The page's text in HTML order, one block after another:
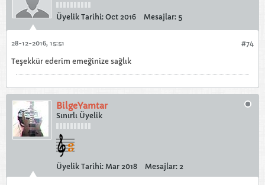
Üyelik Tarihi: Oct 2016 Mesajlar: 5
#74
28-12-2016, 15:51
Teşekkür ederim emeğinize sağlık
BilgeYamtar
Sınırlı Üyelik
Üyelik Tarihi: Mar 2018 Mesajlar: 2